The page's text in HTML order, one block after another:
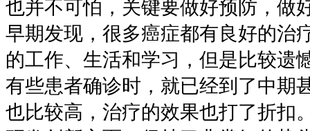
也并不可怕，关键要做好预防，做
早期发现，很多癌症都有良好的治
的工作、生活和学习，但是比较遗
有些患者确诊时，就已经到了中期
也比较高，治疗的效果也打了折扣